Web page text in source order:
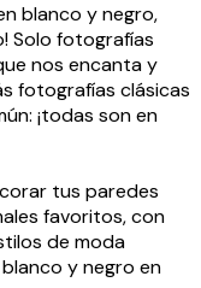
blanco y negro,
Solo fotografías
nos encanta y
fotografías clásicas
¡todas son en
tus paredes
favoritos, con
de moda
y negro en